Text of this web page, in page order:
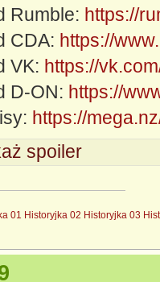
Rumble: https://
CDA: https://
VK: https://
D-ON: https://
https://
spoiler
01 Historyjka 02 Historyjka 03